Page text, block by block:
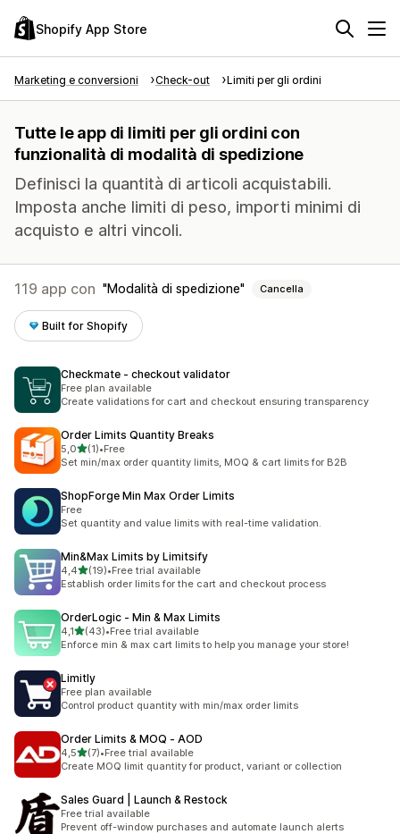
Shopify App Store
Marketing e conversioni Check-out Limiti per gli ordini
Tutte le app di limiti per gli ordini con
funzionalità di modalità di spedizione
Definisci la quantità di articoli acquistabili.
Imposta anche limiti di peso, importi minimi di
acquisto e altri vincoli.
119 app con Modalità di spedizione Cancella
Built for Shopify
Checkmate ‑ checkout validator
Free plan available
Create validations for cart and checkout ensuring transparency
Order Limits Quantity Breaks
5,0stelle su 5
(1)
1 recensioni totali
•Free
Set min/max order quantity limits, MOQ & cart limits for B2B
ShopForge Min Max Order Limits
Free
Set quantity and value limits with real-time validation.
Min&Max Limits by Limitsify
4,4stelle su 5
(19)
19 recensioni totali
•Free trial available
Establish order limits for the cart and checkout process
OrderLogic ‑ Min & Max Limits
4,1stelle su 5
(43)
43 recensioni totali
•Free trial available
Enforce min & max cart limits to help you manage your store!
Limitly
Free plan available
Control product quantity with min/max order limits
Order Limits & MOQ ‑ AOD
4,5stelle su 5
(7)
7 recensioni totali
•Free trial available
Create MOQ limit quantity for product, variant or collection
Sales Guard | Launch & Restock
Free trial available
Prevent off-window purchases and automate launch alerts